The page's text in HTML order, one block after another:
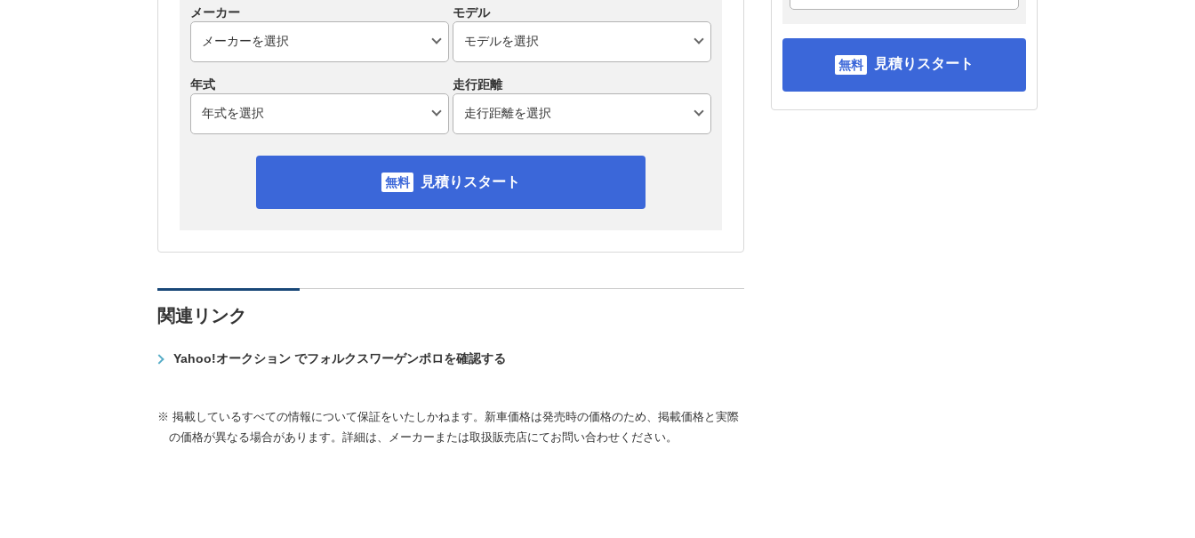
メーカー モデル
年式 走行距離
見積りスタート
関連リンク
Yahoo!オークション でフォルクスワーゲンポロを確認する
※ 掲載しているすべての情報について保証をいたしかねます。新車価格は発売時の価格のため、掲載価格と実際
の価格が異なる場合があります。詳細は、メーカーまたは取扱販売店にてお問い合わせください。
見積りスタート